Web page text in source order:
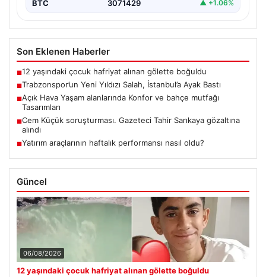
BTC 3071429 ▲ +1.06%
Son Eklenen Haberler
■12 yaşındaki çocuk hafriyat alınan gölette boğuldu
■Trabzonspor’un Yeni Yıldızı Salah, İstanbul’a Ayak Bastı
■Açık Hava Yaşam alanlarında Konfor ve bahçe mutfağı
Tasarımları
■Cem Küçük soruşturması. Gazeteci Tahir Sarıkaya gözaltına
alındı
■Yatırım araçlarının haftalık performansı nasıl oldu?
Güncel
06/08/2026
12 yaşındaki çocuk hafriyat alınan gölette boğuldu